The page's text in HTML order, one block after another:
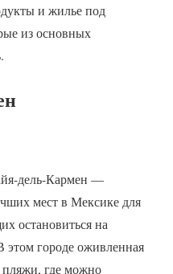
и жилье под
из основных
дель-Кармен —
мест в Мексике для
остановиться на
этом городе оживленная
где можно